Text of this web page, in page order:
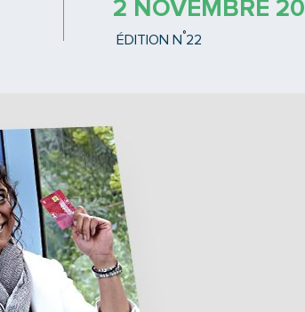
2 NOVEMBRE
ÉDITION N °22